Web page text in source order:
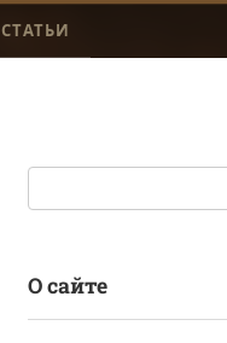
СТАТЬИ
О сайте